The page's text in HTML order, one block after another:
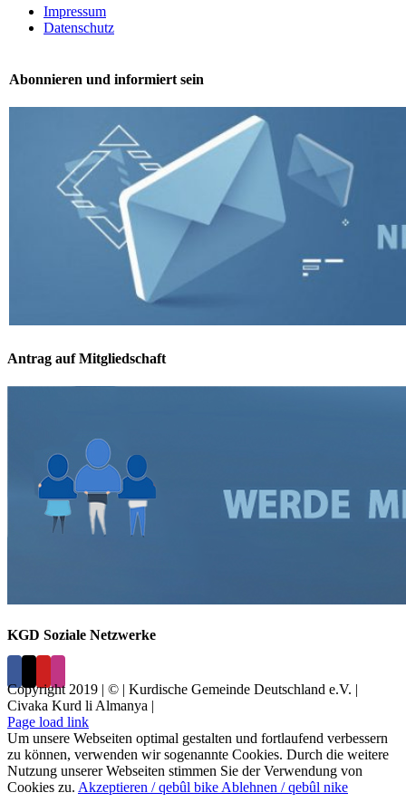
NavigationImpressum
Datenschutz
Abonnieren und informiert sein
Antrag auf Mitgliedschaft
KGD Soziale Netzwerke
Copyright 2019 | © | Kurdische Gemeinde Deutschland e.V. |
Civaka Kurd li Almanya |
Page load link
Um unsere Webseiten optimal gestalten und fortlaufend verbessern
zu können, verwenden wir sogenannte Cookies. Durch die weitere
Nutzung unserer Webseiten stimmen Sie der Verwendung von
Cookies zu. Akzeptieren / qebûl bike Ablehnen / qebûl nike